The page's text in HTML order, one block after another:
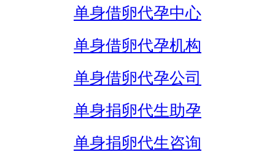
单身借卵代孕中心
单身借卵代孕机构
单身借卵代孕公司
单身捐卵代生助孕
单身捐卵代生咨询